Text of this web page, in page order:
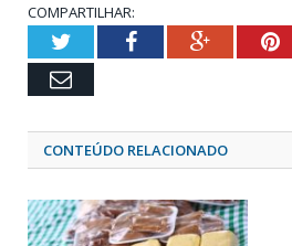
COMPARTILHAR:
TwitterFacebookGoogle+
Email
CONTEÚDO RELACIONADO